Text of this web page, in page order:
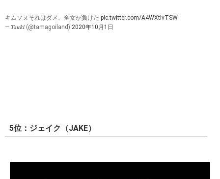
キムソヌそれはダメ、全女が負けた pic.twitter.com/A4WXtlvTSW
— 𝑻𝒔𝒖𝒌𝒊 (@tamagoiland) 2020年10月1日
5位：ジェイク（JAKE）